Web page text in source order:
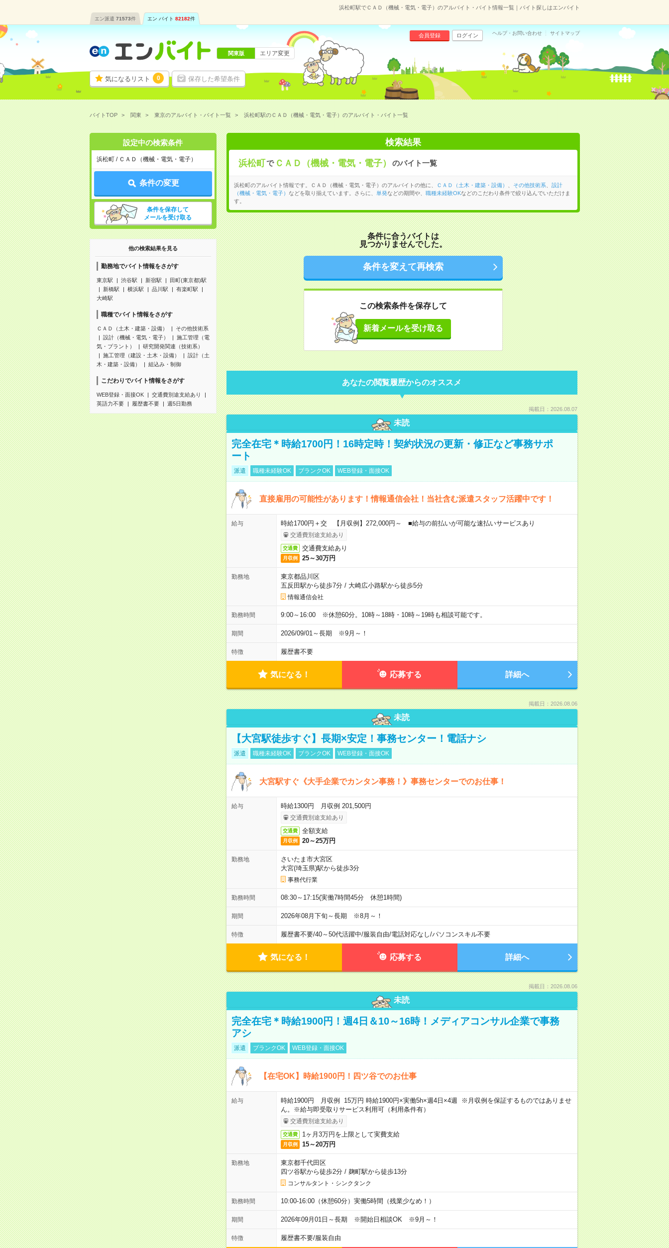
浜松町駅でＣＡＤ（機械・電気・電子）のアルバイト・バイト情報一覧｜バイト探しはエンバイト
エン派遣 71573件 エン バイト 82182件
気になるリスト 0 保存した希望条件
会員登録 ログイン ヘルプ・お問い合わせ サイトマップ
関東版 エリア変更
バイトTOP 関東 東京のアルバイト・バイト一覧 浜松町駅のＣＡＤ（機械・電気・電子）のアルバイト・バイト一覧
設定中の検索条件
浜松町 / ＣＡＤ（機械・電気・電子）
条件の変更
条件を保存して
メールを受け取る
他の検索結果を見る
勤務地でバイト情報をさがす
東京駅 渋谷駅 新宿駅
田町(東京都)駅
新橋駅
横浜駅 品川駅
有楽町駅
大崎駅
職種でバイト情報をさがす
ＣＡＤ（土木・建築・設備）
その他技術系
設計（機械・電気・電子）
施工管理（電
気・プラント）
研究開発関連（技術系）
施工管理（建設・土木・設備）
設計（土
木・建築・設備）
組込み・制御
こだわりでバイト情報をさがす
WEB登録・面接OK
交通費別途支給あり
英語力不要
履歴書不要 週5日勤務
検索結果
浜松町で ＣＡＤ（機械・電気・電子） のバイト一覧
浜松町のアルバイト情報です。ＣＡＤ（機械・電気・電子）のアルバイトの他に、 ＣＡＤ（土木・建築・設備） その他技術系
設計
（機械・電気・電子） などを取り揃えています。さらに、 単発などの期間や、 職種未経験OKなどのこだわり条件で絞り込んでいただけま
す。
条件に合うバイトは
見つかりませんでした。
条件を変えて再検索
この検索条件を保存して
新着メールを受け取る
あなたの閲覧履歴からのオススメ
掲載日：2026.08.07
未読
完全在宅＊時給1700円！16時定時！契約状況の更新・修正など事務サポ
ート
派遣 職種未経験OK ブランクOK WEB登録・面接OK
直接雇用の可能性があります！情報通信会社！当社含む派遣スタッフ活躍中です！
給与 時給1700円＋交 【月収例】272,000円～ ■給与の前払いが可能な速払いサービスあり
交通費別途支給あり
交通費 交通費支給あり
月収例 25～30万円
勤務地
東京都品川区
五反田駅から徒歩7分/ 大崎広小路駅から徒歩5分
情報通信会社
勤務時間 9:00～16:00 ※休憩60分。10時～18時・10時～19時も相談可能です。
期間 2026/09/01～長期 ※9月～！
特徴 履歴書不要
気になる！ 応募する 詳細へ
掲載日：2026.08.06
未読
【大宮駅徒歩すぐ】長期×安定！事務センター！電話ナシ
派遣 職種未経験OK ブランクOK WEB登録・面接OK
大宮駅すぐ《大手企業でカンタン事務！》事務センターでのお仕事！
給与 時給1300円 月収例 201,500円
交通費別途支給あり
交通費 全額支給
月収例 20～25万円
勤務地
さいたま市大宮区
大宮(埼玉県)駅から徒歩3分
事務代行業
勤務時間 08:30～17:15(実働7時間45分 休憩1時間)
期間 2026年08月下旬～長期 ※8月～！
特徴 履歴書不要/40～50代活躍中/服装自由/電話対応なし/パソコンスキル不要
気になる！ 応募する 詳細へ
掲載日：2026.08.06
未読
完全在宅＊時給1900円！週4日＆10～16時！メディアコンサル企業で事務
アシ
派遣 ブランクOK WEB登録・面接OK
【在宅OK】時給1900円！四ツ谷でのお仕事
給与
時給1900円 月収例 15万円 時給1900円×実働5h×週4日×4週 ※月収例を保証するものではありませ
ん。※給与即受取りサービス利用可（利用条件有）
交通費別途支給あり
交通費 1ヶ月3万円を上限として実費支給
月収例 15～20万円
勤務地
東京都千代田区
四ツ谷駅から徒歩2分/ 麹町駅から徒歩13分
コンサルタント・シンクタンク
勤務時間 10:00-16:00（休憩60分）実働5時間（残業少なめ！）
期間 2026年09月01日～長期 ※開始日相談OK ※9月～！
特徴 履歴書不要/服装自由